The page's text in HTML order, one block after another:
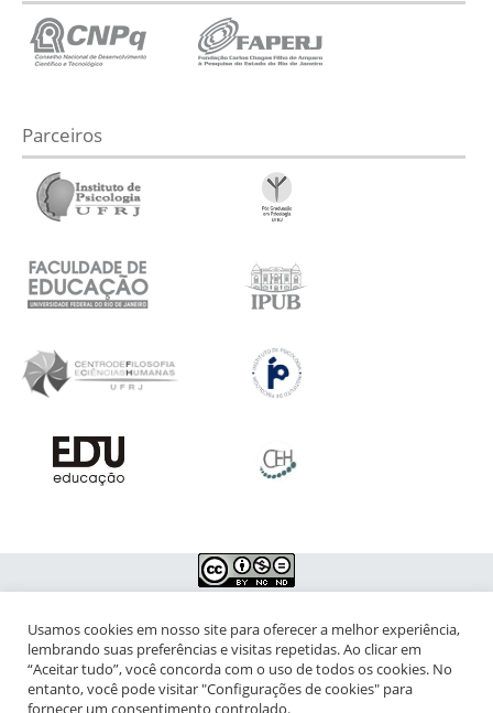
Parceiros
NIPIAC – Núcleo Interdisciplinar de Pesquisa para a Infância e
Adolescência Contemporâneas
Universidade Federal do Rio de Janeiro - Campus da Praia Vermelha
Usamos cookies em nosso site para oferecer a melhor experiência,
lembrando suas preferências e visitas repetidas. Ao clicar em
“Aceitar tudo”, você concorda com o uso de todos os cookies. No
entanto, você pode visitar "Configurações de cookies" para
fornecer um consentimento controlado.